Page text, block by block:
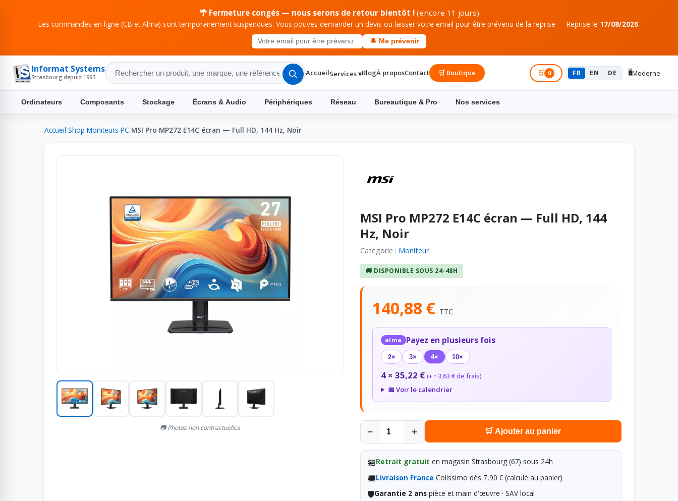
🌴 Fermeture congés — nous serons de retour bientôt !(encore 11 jours)
Les commandes en ligne (CB et Alma) sont temporairement suspendues. Vous pouvez demander un devis ou laisser votre email pour être prévenu de la reprise — Reprise le 17/08/2026.
🔔 Me prévenir
Informat Systems
Strasbourg depuis 1993 AccueilServices ▾BlogÀ proposContact 🛒 Boutique 🛒 0 FR EN DE 🖥️Moderne
Ordinateurs Composants Stockage Écrans & Audio Périphériques Réseau Bureautique & Pro Nos services
Accueil Shop Moniteurs PC MSI Pro MP272 E14C écran — Full HD, 144 Hz, Noir
📷 Photos non contractuelles
MSI Pro MP272 E14C écran — Full HD, 144
Hz, Noir
Catégorie : Moniteur
🚚 DISPONIBLE SOUS 24-48H
140,88 € TTC
alma Payez en plusieurs fois
2× 3× 4× 10×
4 × 35,22 € (+ ~3,63 € de frais)
📅 Voir le calendrier
− + 🛒 Ajouter au panier
🏪Retrait gratuit en magasin Strasbourg (67) sous 24h
🚚Livraison France Colissimo dès 7,90 € (calculé au panier)
🛡️Garantie 2 ans pièce et main d'œuvre · SAV local